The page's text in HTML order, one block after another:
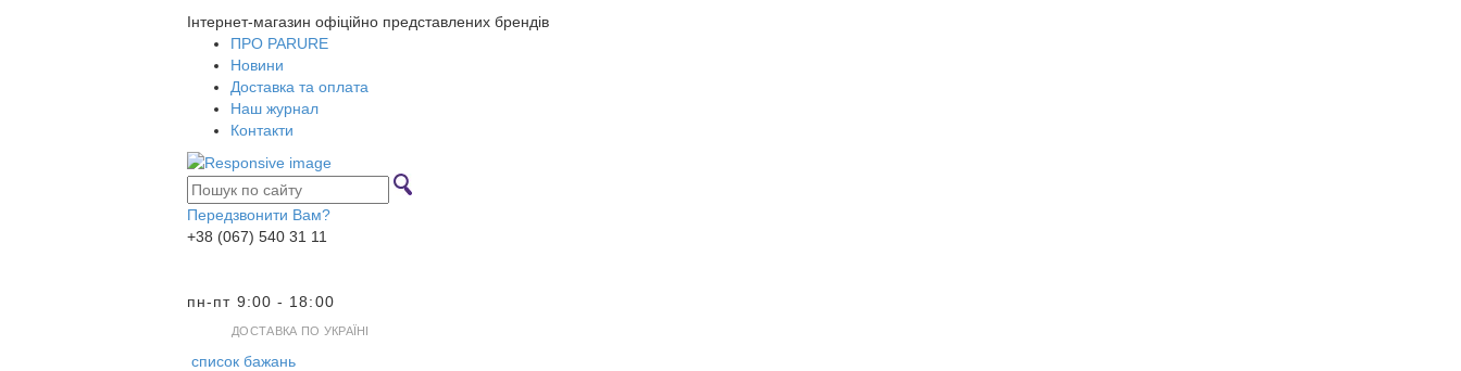
Інтернет-магазин офіційно представлених брендів
ПРО PARURE
Новини
Доставка та оплата
Наш журнал
Контакти
Передзвонити Вам?
+38 (067) 540 31 11
пн-пт 9:00 - 18:00
ДОСТАВКА ПО УКРАЇНІ
список бажань